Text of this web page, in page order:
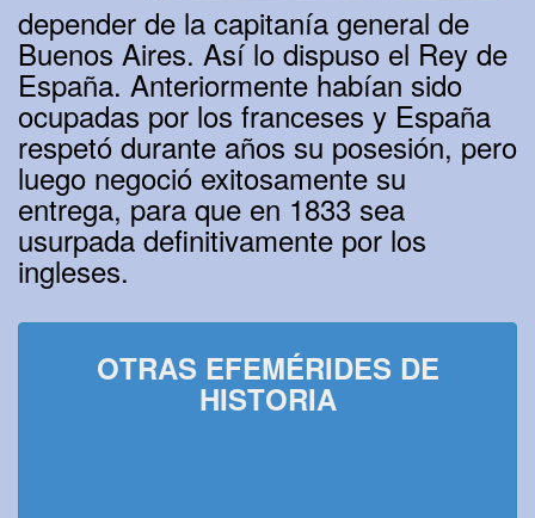
depender de la capitanía general de
Buenos Aires. Así lo dispuso el Rey de
España. Anteriormente habían sido
ocupadas por los franceses y España
respetó durante años su posesión, pero
luego negoció exitosamente su
entrega, para que en 1833 sea
usurpada definitivamente por los
ingleses.
OTRAS EFEMÉRIDES DE
HISTORIA